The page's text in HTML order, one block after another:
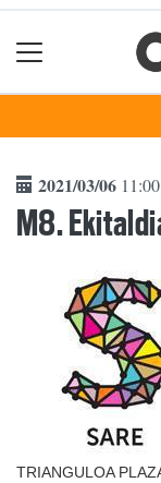
2021/03/06 11:00
M8.
TRIANGULOA